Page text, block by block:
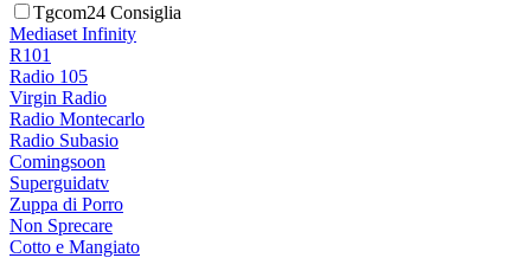
Tgcom24 Consiglia
Mediaset Infinity
R101
Radio 105
Virgin Radio
Radio Montecarlo
Radio Subasio
Comingsoon
Superguidatv
Zuppa di Porro
Non Sprecare
Cotto e Mangiato